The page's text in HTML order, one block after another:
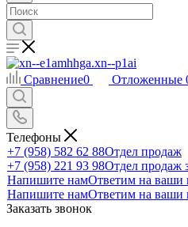
Сравнение0 Отложенные
Телефоны
+7 (958) 582 62 88Отдел продаж
+7 (958) 221 93 98Отдел продаж
Напишите намОтветим на ваши
Напишите намОтветим на ваши
Заказать звонок